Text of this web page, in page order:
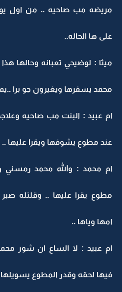
مريضه مب صاحيه .. من اول
على ها الحاله..
ميثا : لوضيحي تعبانه
محمد يسفرها ويغيرون جو برا
ام عبيد : البنت مب صاحيه
عند مطوع يشوفها ويقرا عليها ..
ام محمد : والله محمد رمسني
مطوع يقرا عليها .. وقلتله
امها وياها ..
ام عبيد : لا الساع ان شور
فيها لحقه وقدر المطوع